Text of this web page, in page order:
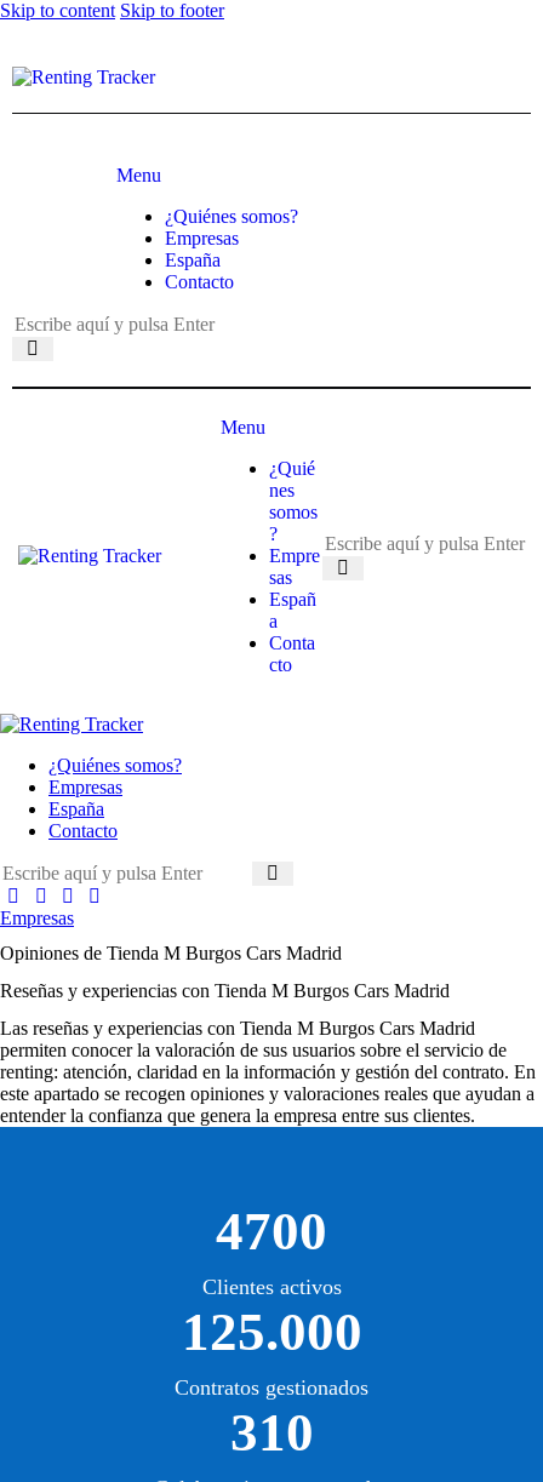
Skip to content Skip to footer
Menu
¿Quiénes somos?
Empresas
España
Contacto
Menu
¿Quié
nes
somos
?
Empre
sas
Españ
a
Conta
cto
¿Quiénes somos?
Empresas
España
Contacto
Empresas
Opiniones de Tienda M Burgos Cars Madrid
Reseñas y experiencias con Tienda M Burgos Cars Madrid
Las reseñas y experiencias con Tienda M Burgos Cars Madrid
permiten conocer la valoración de sus usuarios sobre el servicio de
renting: atención, claridad en la información y gestión del contrato. En
este apartado se recogen opiniones y valoraciones reales que ayudan a
entender la confianza que genera la empresa entre sus clientes.
4700
Clientes activos
125.000
Contratos gestionados
310